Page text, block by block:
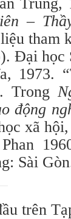
–
tham
Ðại học
1973.
Trong
động
xã
Sài
trên